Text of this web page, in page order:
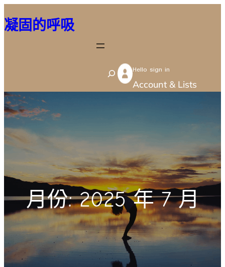
至
容
凝固的呼吸
S
e
Hello sign in
Account & Lists
月份:2025 年 7 月